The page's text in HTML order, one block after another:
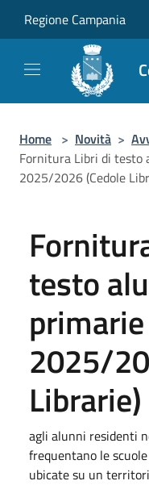
Regione Campania
Home > Novità >
Fornitura Libri di testo
2025/2026 (Cedole
testo
primarie
2025/
Librarie)
agli alunni residenti
frequentano le
ubicate su un